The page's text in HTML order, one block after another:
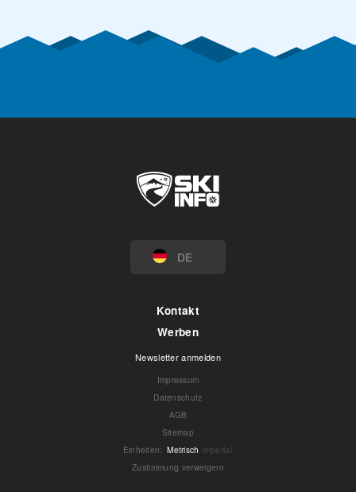
DE
Kontakt
Werben
Newsletter anmelden
Impressum
Datenschutz
AGB
Sitemap
Einheiten: Metrisch Imperial
Zustimmung verweigern